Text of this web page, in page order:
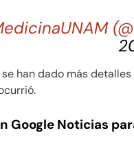
han dado más
Google Noticias